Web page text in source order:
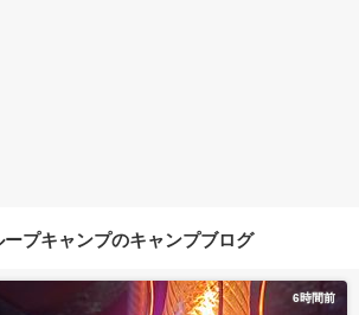
ープキャンプのキャンプブログ
6時間前